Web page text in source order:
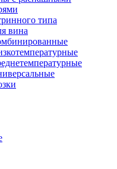
типа
вина